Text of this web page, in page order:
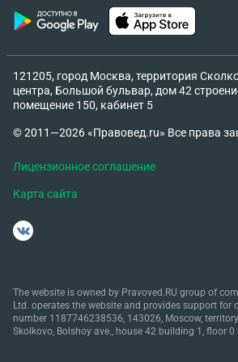
размере 94 311 руб.; ○ неустойку в размере 192
394,44 руб. (по состоянию на
долга из расчёта 2 829,33 руб. в
15 марта 2026 года; ○ компенсацию морального
вреда в размере 100 000 руб.; ○ штраф в размере
50 % от суммы, присуждённой
судебные расходы по делу (при их
Приложения: 1. Копия маршрутной квитанции
заказа № 17350996. 2. Копия чека об оплате. 3.
Копии обращений (заявок) на
средств от 04.03.2026 и последующих. 4.
13.05.2026. 5. Расчёт неустойки. 6. Копия паспорта
истца (страницы с фотографией,
регистрацией). 7. Копии переписки с
121205, город Москва, территория
центра, Большой бульвар, дом 42
помещение 150, кабинет 5
© 2011—2026 «Правовед.ru» Все права
Лицензионное соглашение
Карта сайта
The website is owned by Pravoved.RU group of
Ltd. operates the website and provides support for
number 1187746238536, 143026, Moscow,
Skolkovo, Bolshoy ave., house 42 building 1, floor